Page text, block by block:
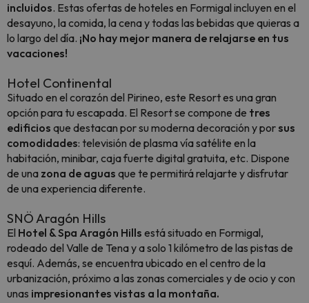
incluidos. Estas ofertas de hoteles en Formigal incluyen en el
desayuno, la comida, la cena y todas las bebidas que quieras a
lo largo del día. ¡No hay mejor manera de relajarse en tus
vacaciones!
Hotel Continental
Situado en el corazón del Pirineo, este Resort es una gran
opción para tu escapada. El Resort se compone de tres
edificios que destacan por su moderna decoración y por sus
comodidades: televisión de plasma vía satélite en la
habitación, minibar, caja fuerte digital gratuita, etc. Dispone
de una zona de aguas que te permitirá relajarte y disfrutar
de una experiencia diferente.
SNÖ Aragón Hills
El Hotel & Spa Aragón Hills está situado en Formigal,
rodeado del Valle de Tena y a solo 1 kilómetro de las pistas de
esquí. Además, se encuentra ubicado en el centro de la
urbanización, próximo a las zonas comerciales y de ocio y con
unas impresionantes vistas a la montaña.